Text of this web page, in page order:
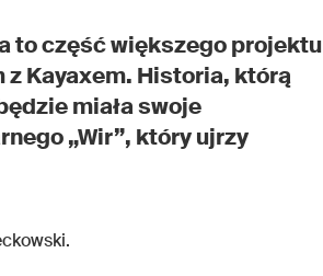
to część większego projektu
Kayaxem. Historia, którą
miała swoje
„Wir”, który ujrzy